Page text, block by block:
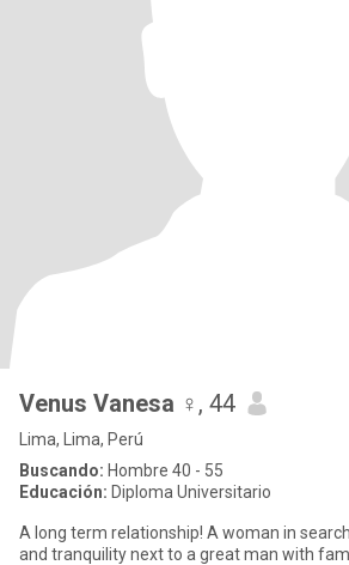
Venus Vanesa ♀️ , 44
Lima, Lima, Perú
Buscando: Hombre 40 - 55
Educación: Diploma Universitario
A long term relationship! A woman in
and tranquility next to a great man with